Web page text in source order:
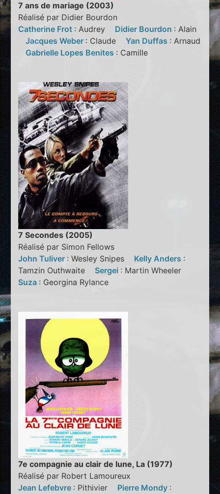
7 ans de mariage (2003)
Réalisé par Didier Bourdon
Catherine Frot : Audrey Didier Bourdon : Alain
Jacques Weber : ClaudeYan Duffas : Arnaud
Gabrielle Lopes Benites : Camille
7 Secondes (2005)
Réalisé par Simon Fellows
John Tuliver : Wesley Snipes Kelly Anders :
Tamzin Outhwaite Sergei : Martin Wheeler
Suza : Georgina Rylance
7e compagnie au clair de lune, La (1977)
Réalisé par Robert Lamoureux
Jean Lefebvre : Pithivier Pierre Mondy :